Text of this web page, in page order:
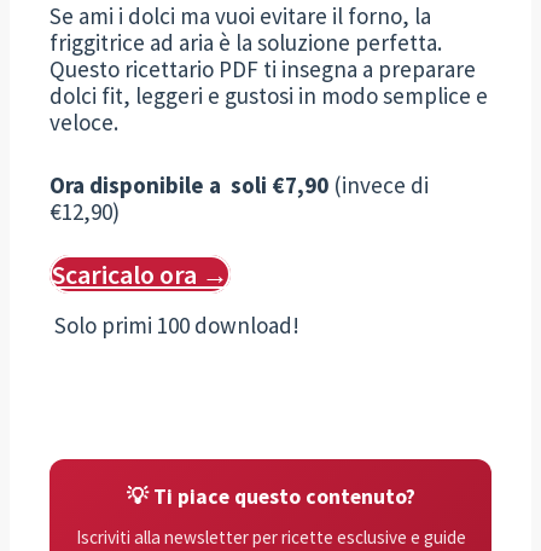
Se ami i dolci ma vuoi evitare il forno, la
friggitrice ad aria è la soluzione perfetta.
Questo ricettario PDF ti insegna a preparare
dolci fit, leggeri e gustosi in modo semplice e
veloce.
Ora disponibile a soli €7,90(invece di
€12,90)
Scaricalo ora →
Solo primi 100 download!
💡 Ti piace questo contenuto?
Iscriviti alla newsletter per ricette esclusive e guide